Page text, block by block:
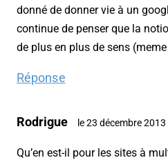
donné de donner vie à un
continue de penser que la
de plus en plus de sens
Réponse
Rodrigue le 23 décembre
Qu’en est-il pour les sites à